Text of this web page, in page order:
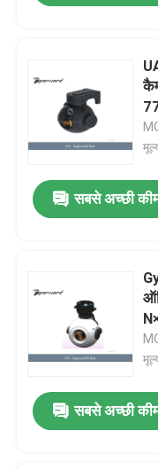
सबसे अच्छी
सबसे अच्छी